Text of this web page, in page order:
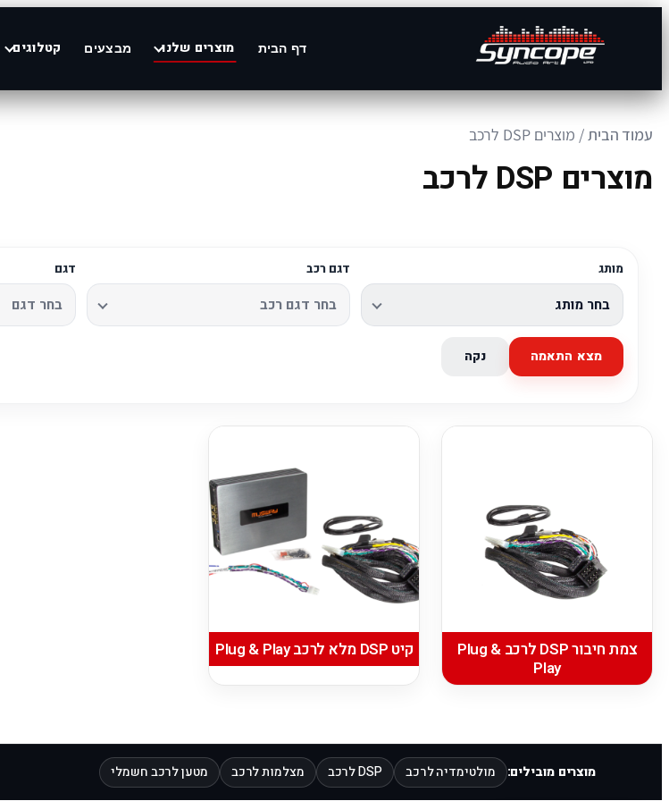
דף הבית מוצרים שלנו מבצעים קטלוגים
עמוד הבית / מוצרים DSP לרכב
מוצרים DSP לרכב
מותג דגם רכב דגם
מצא התאמה נקה
צמת חיבור DSP לרכב Plug &
Play
קיט DSP מלא לרכב Plug & Play
מוצרים מובילים: מולטימדיה לרכב DSP לרכב מצלמות לרכב מטען לרכב חשמלי